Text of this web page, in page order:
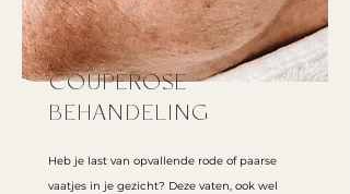
COUPEROSE
BEHANDELING
Heb je last van opvallende rode of paarse
vaatjes in je gezicht? Deze vaten, ook wel